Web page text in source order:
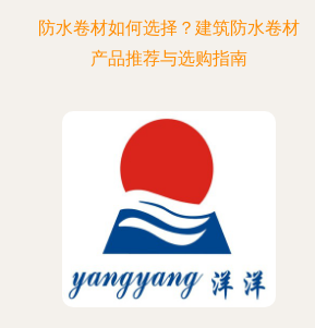
防水卷材如何选择？建筑防水卷材
产品推荐与选购指南